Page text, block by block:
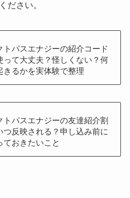
ださい。
トパスエナジーの紹介コード
って大丈夫？怪しくない？何
きるかを実体験で整理
トパスエナジーの友達紹介割
つ反映される？申し込み前に
ておきたいこと